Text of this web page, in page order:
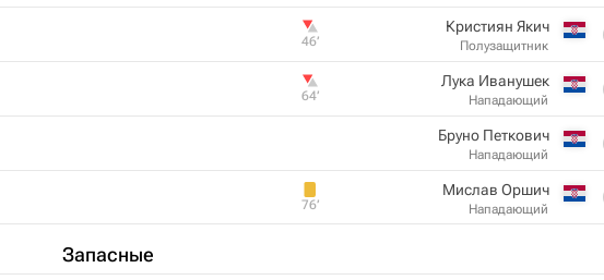
Запасные
Кристиян Якич
Полузащитник
46‎’‎
Лука Иванушек
Нападающий
64‎’‎
Бруно Петкович
Нападающий
Мислав Оршич
Нападающий
76‎’‎